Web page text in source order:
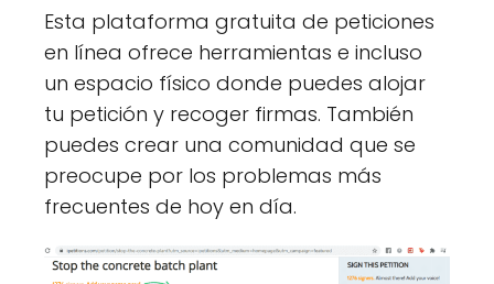
Esta plataforma gratuita de peticiones
en línea ofrece herramientas e incluso
un espacio físico donde puedes alojar
tu petición y recoger firmas. También
puedes crear una comunidad que se
preocupe por los problemas más
frecuentes de hoy en día.